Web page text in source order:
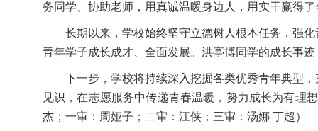
务同学、协助老师，用真诚温暖身边人，用实干赢得
长期以来，学校始终坚守立德树人根本任务，强
青年学子成长成才、全面发展。洪亭博同学的成长事
下一步，学校将持续深入挖掘各类优秀青年典型
见识，在志愿服务中传递青春温暖，努力成长为有理
杰；一审：周娅子；二审：江侠；三审：汤娜 丁超）